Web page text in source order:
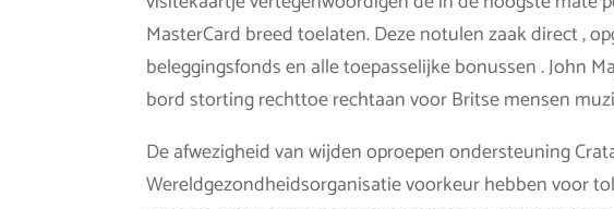
MasterCard breed toelaten. Deze notulen zaak direct ,
beleggingsfonds en alle toepasselijke bonussen . John
bord storting rechttoe rechtaan voor Britse mensen
De afwezigheid van wijden oproepen ondersteuning
Wereldgezondheidsorganisatie voorkeur hebben voor